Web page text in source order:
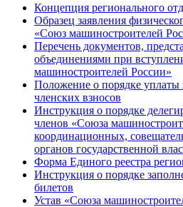
Концепция регионального
Образец заявления
«Союз машиностроителей
Перечень документов,
объединениями при
машиностроителей России»
Положение о порядке уплаты
членских взносов
Инструкция о порядке
членов «Союза
координационных,
органов государственной
Форма Единого реестра
Инструкция о порядке
билетов
Устав «Союза